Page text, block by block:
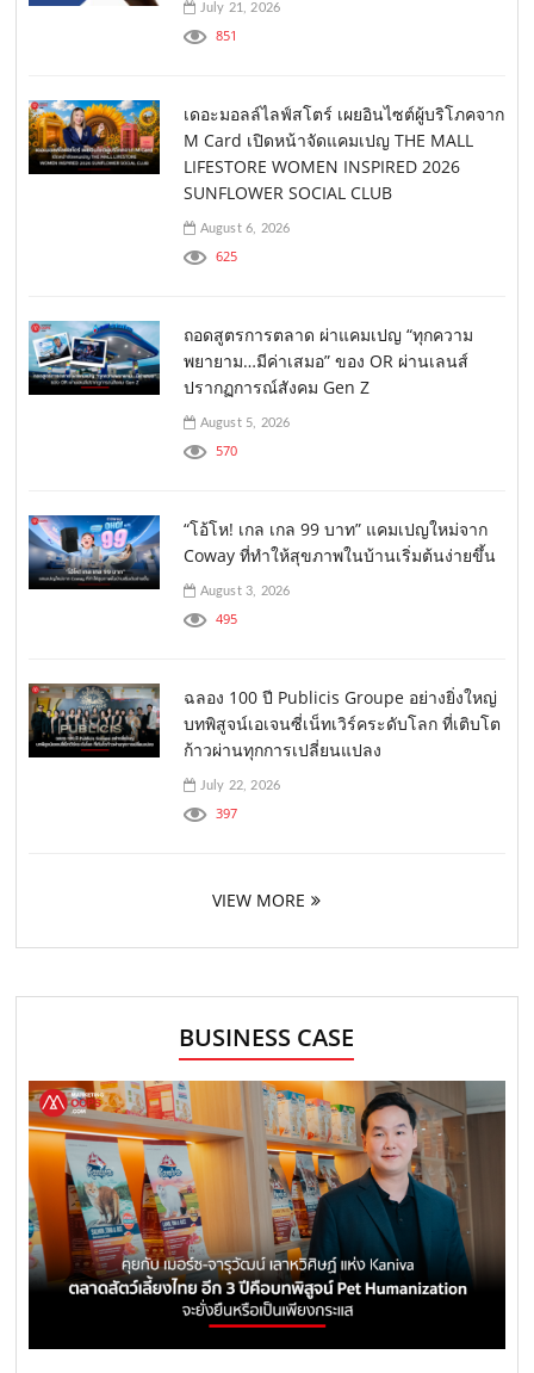
July 21, 2026
851
เดอะมอลล์ไลฟ์สโตร์ เผยอินไซต์ผู้บริโภคจาก
M Card เปิดหน้าจัดแคมเปญ THE MALL
LIFESTORE WOMEN INSPIRED 2026
SUNFLOWER SOCIAL CLUB
August 6, 2026
625
ถอดสูตรการตลาด ผ่าแคมเปญ “ทุกความ
พยายาม…มีค่าเสมอ” ของ OR ผ่านเลนส์
ปรากฏการณ์สังคม Gen Z
August 5, 2026
570
“โอ้โห! เกล เกล 99 บาท” แคมเปญใหม่จาก
Coway ที่ทำให้สุขภาพในบ้านเริ่มต้นง่ายขึ้น
August 3, 2026
495
ฉลอง 100 ปี Publicis Groupe อย่างยิ่งใหญ่
บทพิสูจน์เอเจนซี่เน็ทเวิร์คระดับโลก ที่เติบโต
ก้าวผ่านทุกการเปลี่ยนแปลง
July 22, 2026
397
VIEW MORE
BUSINESS CASE